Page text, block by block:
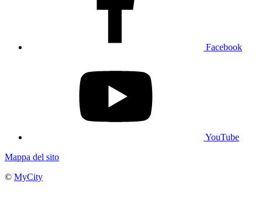
Facebook
YouTube
Mappa del sito
© MyCity